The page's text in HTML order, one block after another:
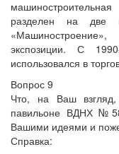
разделен на две
«Машиностроение»,
экспозиции. С
использовался в
Вопрос 9
Что, на Ваш
павильоне ВДНХ
Вашими идеями и
Справка: